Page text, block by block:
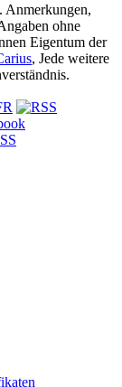
. Anmerkungen,
ohne
Eigentum der
, Jede weitere